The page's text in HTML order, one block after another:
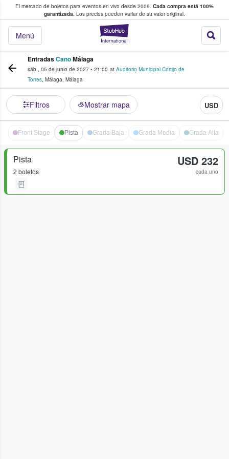
El mercado de boletos para eventos en vivo desde 2009. Cada compra está 100%
garantizada. Los precios pueden variar de su valor original.
StubHub: donde
Menú
fans compran y venden boletos
EntradasCanoMálaga
sáb., 05 de junio de 2027 • 21:00 at Auditorio Municipal Cortijo de
Torres, Málaga, Málaga
Filtros Mostrar mapa USD
Front Stage Pista Grada Baja Grada Media Grada Alta
Pista
2 boletos
USD 232
cada uno